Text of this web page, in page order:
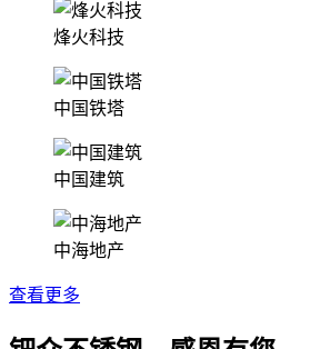
烽火科技
中国铁塔
中国建筑
中海地产
查看更多